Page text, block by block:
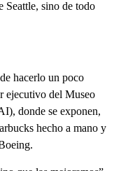
Seattle, sino de todo
hacerlo un poco
ejecutivo del Museo
donde se exponen,
hecho a mano y